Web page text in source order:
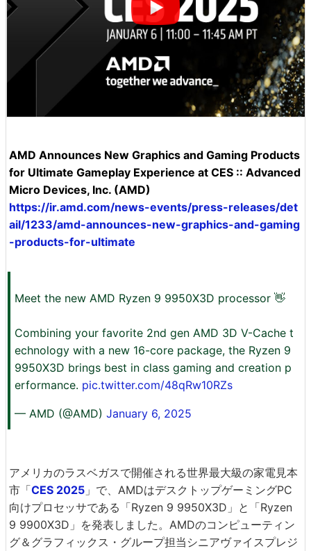
AMD Announces New Graphics and Gaming Products
for Ultimate Gameplay Experience at CES :: Advanced
Micro Devices, Inc. (AMD)
https://ir.amd.com/news-events/press-releases/det
ail/1233/amd-announces-new-graphics-and-gaming
-products-for-ultimate
Meet the new AMD Ryzen 9 9950X3D processor 👋
Combining your favorite 2nd gen AMD 3D V-Cache t
echnology with a new 16-core package, the Ryzen 9
9950X3D brings best in class gaming and creation p
erformance. pic.twitter.com/48qRw10RZs
— AMD (@AMD) January 6, 2025
アメリカのラスベガスで開催される世界最大級の家電見本
市「CES 2025 」で、AMDはデスクトップゲーミングPC
向けプロセッサである「Ryzen 9 9950X3D」と「Ryzen
9 9900X3D」を発表しました。AMDのコンピューティン
グ＆グラフィックス・グループ担当シニアヴァイスプレジ